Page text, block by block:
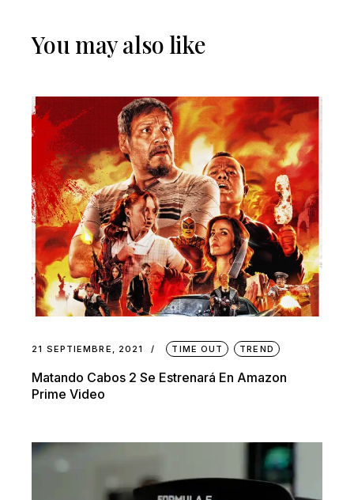
You may also like
21 SEPTIEMBRE, 2021 TIME OUT TREND
Matando Cabos 2 Se Estrenará En Amazon
Prime Video